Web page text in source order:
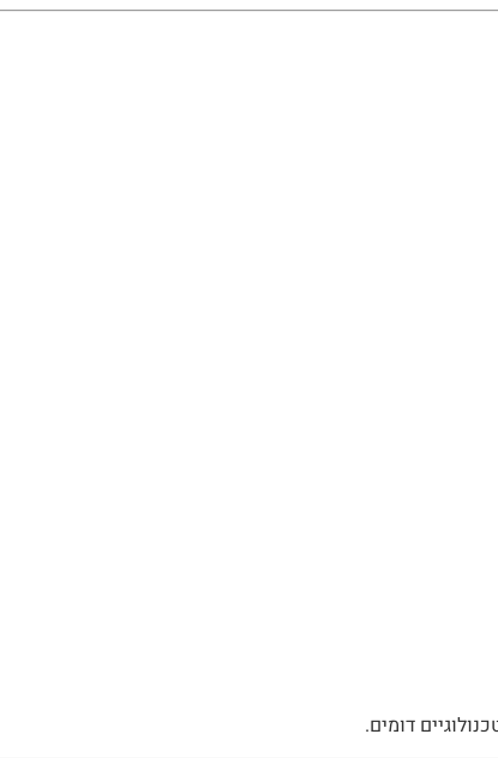
דומים.